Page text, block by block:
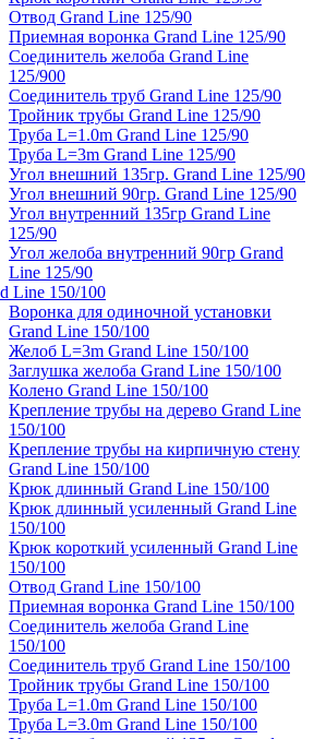
Отвод Grand Line 125/90
Приемная воронка Grand Line 125/90
Соединитель желоба Grand Line
125/900
Соединитель труб Grand Line 125/90
Тройник трубы Grand Line 125/90
Труба L=1.0m Grand Line 125/90
Труба L=3m Grand Line 125/90
Угол внешний 135гр. Grand Line 125/90
Угол внешний 90гр. Grand Line 125/90
Угол внутренний 135гр Grand Line
125/90
Угол желоба внутренний 90гр Grand
Line 125/90
Line 150/100
Воронка для одиночной установки
Grand Line 150/100
Желоб L=3m Grand Line 150/100
Заглушка желоба Grand Line 150/100
Колено Grand Line 150/100
Крепление трубы на дерево Grand Line
150/100
Крепление трубы на кирпичную стену
Grand Line 150/100
Крюк длинный Grand Line 150/100
Крюк длинный усиленный Grand Line
150/100
Крюк короткий усиленный Grand Line
150/100
Отвод Grand Line 150/100
Приемная воронка Grand Line 150/100
Соединитель желоба Grand Line
150/100
Соединитель труб Grand Line 150/100
Тройник трубы Grand Line 150/100
Труба L=1.0m Grand Line 150/100
Труба L=3.0m Grand Line 150/100